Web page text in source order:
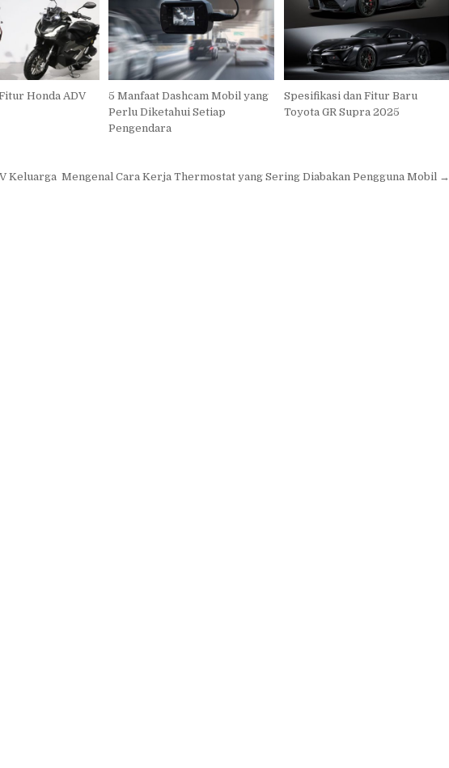
Honda ADV
5 Manfaat Dashcam Mobil yang
Perlu Diketahui Setiap
Pengendara
Spesifikasi dan Fitur Baru
Toyota GR Supra 2025
Keluarga Mengenal Cara Kerja Thermostat yang Sering Diabakan Pengguna Mobil →